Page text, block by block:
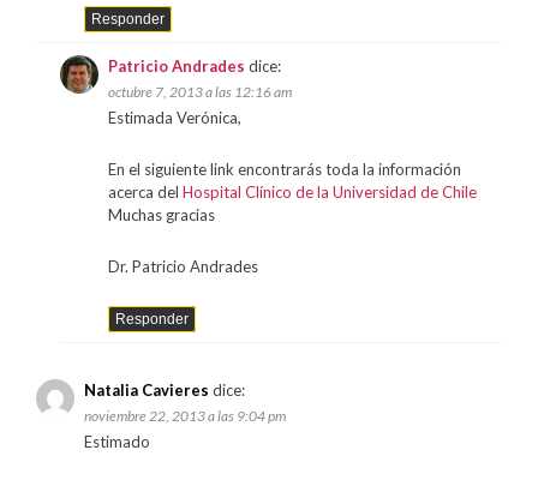
Responder
Patricio Andrades dice:
octubre 7, 2013 a las 12:16 am
Estimada Verónica,
En el siguiente link encontrarás toda la información
acerca del Hospital Clínico de la Universidad de Chile
Muchas gracias
Dr. Patricio Andrades
Responder
Natalia Cavieres dice:
noviembre 22, 2013 a las 9:04 pm
Estimado